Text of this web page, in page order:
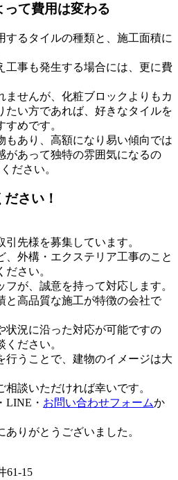
って費用は変わる
するタイルの種類と、施工面積に
工事も発生する場合には、更に費
ませんが、化粧ブロックよりもカ
たい方であれば、好きなタイルを
めです。
もあり、高額になり易い傾向では
があって独特の雰囲気になるの
ださい。
さい！
先様を募集しています。
、外構・エクステリア工事のこと
さい。
が、誠意を持って対応します。
と高品質な施工が特徴の会社で
状況に沿った対応が可能ですの
ださい。
行うことで、建物のイメージは大
談いただければ幸いです。
LINE・ お問い合わせフォームか
りがとうございました。
61-15